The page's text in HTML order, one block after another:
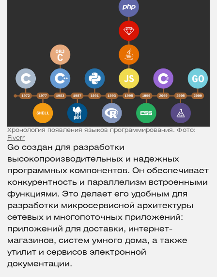
Хронология появления языков программирования. Фото:
Fiverr
Go создан для разработки
высокопроизводительных и надежных
программных компонентов. Он обеспечивает
конкурентность и параллелизм встроенными
функциями. Это делает его удобным для
разработки микросервисной архитектуры
сетевых и многопоточных приложений:
приложений для доставки, интернет-
магазинов, систем умного дома, а также
утилит и сервисов электронной
документации.